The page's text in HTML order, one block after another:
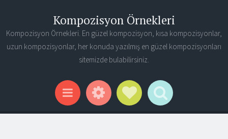
Kompozisyon Örnekleri
Kompozisyon Örnekleri. En güzel kompozisyon, kısa kompozisyonlar,
uzun kompozisyonlar, her konuda yazılmış en güzel kompozisyonları
sitemizde bulabilirsiniz.
Menu WidgetsSocial Links
Search